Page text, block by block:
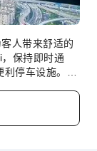
人带来舒适的
保持即时通
停车设施。
睡眠，同时确
以确保您的舒
的客房提供多